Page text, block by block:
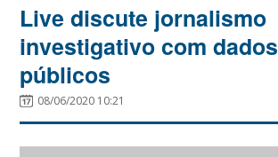
Live discute jornalismo
investigativo com dados
públicos
08/06/2020 10:21